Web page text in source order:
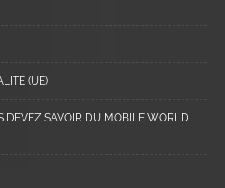
(UE)
DEVEZ SAVOIR DU MOBILE WORLD